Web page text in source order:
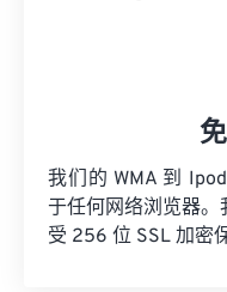
我们的 WMA 到
于任何网络浏览器
受 256 位 SSL 加密